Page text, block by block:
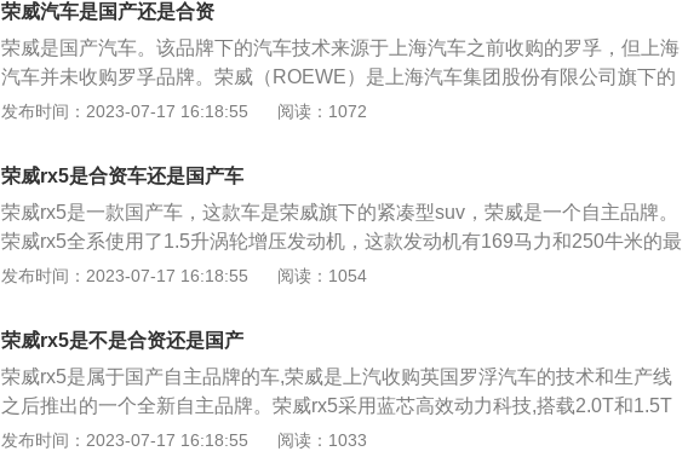
荣威汽车是国产还是合资
荣威是国产汽车。该品牌下的汽车技术来源于上海汽车之前收购的罗孚，但上海
汽车并未收购罗孚品牌。荣威（ROEWE）是上海汽车集团股份有限公司旗下的
一款汽车品牌，于2006年10月推出。2006年10月12日，上海汽车（集团）股份
威仪四海。荣威的品牌在4年时间里面发展迅速，其产品已经覆盖中级车与中高
级车市场，科技化已经成为荣威汽车的品牌标签。荣威品牌口号为品位科技，知
你知行。
发布时间：2023-07-17 16:18:55 阅读：1072
荣威rx5是合资车还是国产车
荣威rx5是一款国产车，这款车是荣威旗下的紧凑型suv，荣威是一个自主品牌。
荣威rx5全系使用了1.5升涡轮增压发动机，这款发动机有169马力和250牛米的最
大扭矩，这款发动机能在5500转每分钟输出最大功率，能在1700到4300转每分
体。与这款发动机匹配的是6速手动变速箱或7速双离合变速箱。双离合变速箱的
换挡速度快，传动效率高，这种变速箱是很适合与小排量涡轮增压发动机配合使
用的。荣威rx5的前悬架使用了麦弗逊独立悬架，后悬架使用了多连杆独立悬架。
多连杆独立悬架可以提高车轮的贴地性能，这样可以提高车子的操控性和舒适
性。荣威rx5的长宽高分别是4556毫米，1855毫米，1719毫米，轴距为2700毫
发布时间：2023-07-17 16:18:55 阅读：1054
荣威rx5是不是合资还是国产
荣威rx5是属于国产自主品牌的车,荣威是上汽收购英国罗浮汽车的技术和生产线
之后推出的一个全新自主品牌。荣威rx5采用蓝芯高效动力科技,搭载2.0T和1.5T
两款缸内中置直喷涡轮增压发动机。相关资料：1、荣威的中文名字取意创新殊
发布时间：2023-07-17 16:18:55 阅读：1033